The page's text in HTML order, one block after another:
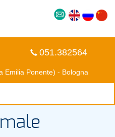
051.382564
Emilia Ponente) - Bologna